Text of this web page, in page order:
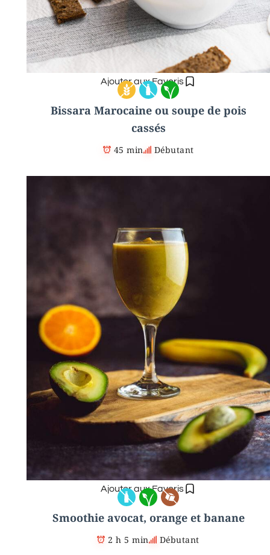
Ajouter aux Favoris
Bissara Marocaine ou soupe de pois
cassés
45 min Débutant
Ajouter aux Favoris
Smoothie avocat, orange et banane
2 h 5 min Débutant